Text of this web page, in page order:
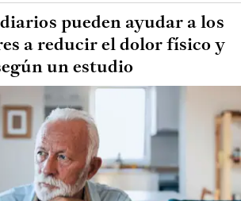
pueden ayudar a los
a reducir el dolor físico y
un estudio